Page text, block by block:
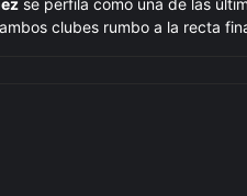
clubes rumbo a la recta